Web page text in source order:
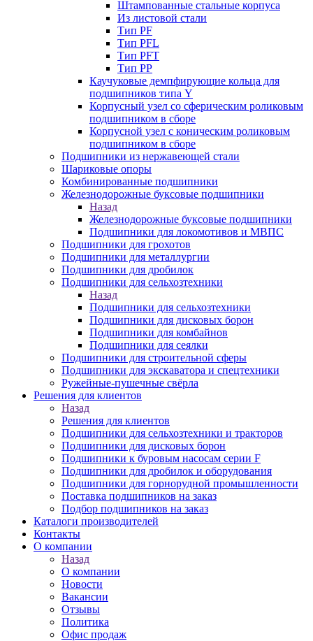
Штампованные стальные корпуса
Из листовой стали
Тип PF
Тип PFL
Тип PFT
Тип PP
Каучуковые демпфирующие кольца для
подшипников типа Y
Корпусный узел со сферическим роликовым
подшипником в сборе
Корпусной узел с коническим роликовым
подшипником в сборе
Подшипники из нержавеющей стали
Шариковые опоры
Комбинированные подшипники
Железнодорожные буксовые подшипники
Назад
Железнодорожные буксовые подшипники
Подшипники для локомотивов и МВПС
Подшипники для грохотов
Подшипники для металлургии
Подшипники для дробилок
Подшипники для сельхозтехники
Назад
Подшипники для сельхозтехники
Подшипники для дисковых борон
Подшипники для комбайнов
Подшипники для сеялки
Подшипники для строительной сферы
Подшипники для экскаватора и спецтехники
Ружейные-пушечные свёрла
Решения для клиентов
Назад
Решения для клиентов
Подшипники для сельхозтехники и тракторов
Подшипники для дисковых борон
Подшипники к буровым насосам серии F
Подшипники для дробилок и оборудования
Подшипники для горнорудной промышленности
Поставка подшипников на заказ
Подбор подшипников на заказ
Каталоги производителей
Контакты
О компании
Назад
О компании
Новости
Вакансии
Отзывы
Политика
Офис продаж